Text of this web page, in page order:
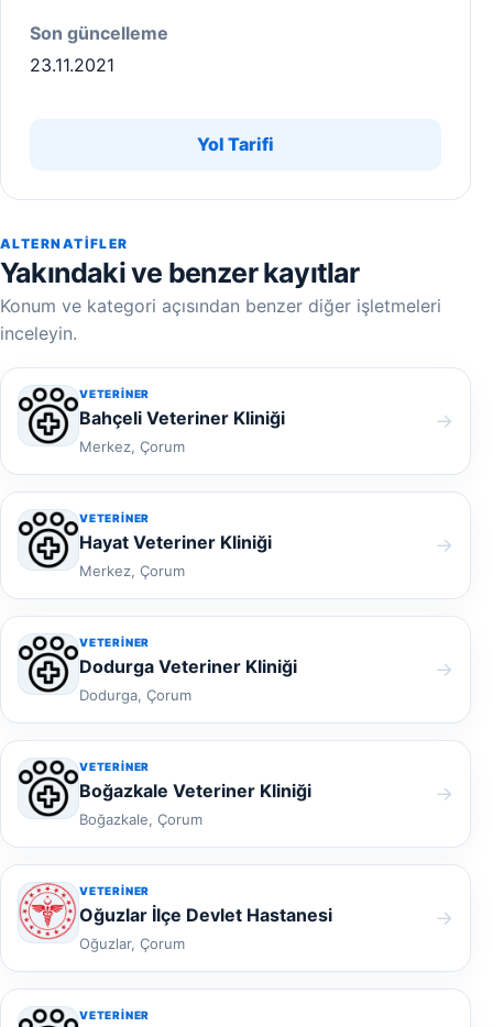
Son güncelleme
23.11.2021
Yol Tarifi
ALTERNATIFLER
Yakındaki ve benzer kayıtlar
Konum ve kategori açısından benzer diğer işletmeleri
inceleyin.
VETERINER
Bahçeli Veteriner Kliniği
Merkez, Çorum
→
VETERINER
Hayat Veteriner Kliniği
Merkez, Çorum
→
VETERINER
Dodurga Veteriner Kliniği
Dodurga, Çorum
→
VETERINER
Boğazkale Veteriner Kliniği
Boğazkale, Çorum
→
VETERINER
Oğuzlar İlçe Devlet Hastanesi
Oğuzlar, Çorum
→
VETERINER